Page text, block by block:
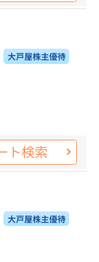
大戸屋株主優待
ト検索
大戸屋株主優待